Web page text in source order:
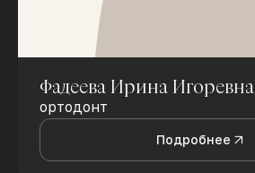
Фадеева Ирина Игоревна
ортодонт
Подробнее